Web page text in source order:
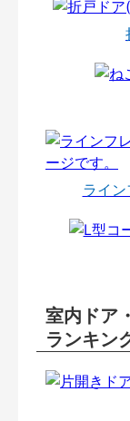
ライ
室内ドア
ランキン